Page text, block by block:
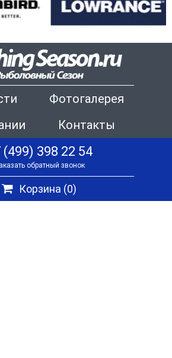
Фотогалерея
Контакты
(499) 398 22 54
обратный звонок
Корзина (0)